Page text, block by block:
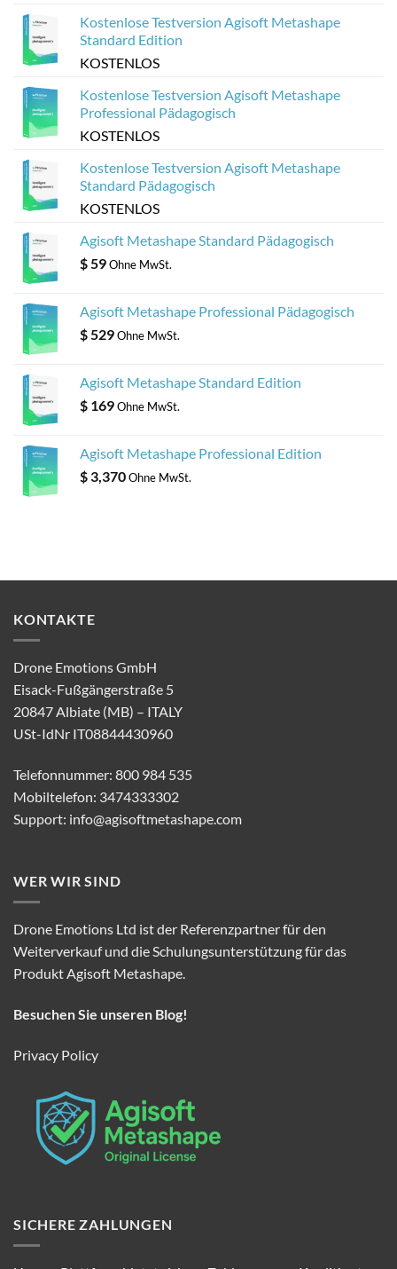
Kostenlose Testversion Agisoft Metashape
Standard Edition
KOSTENLOS
Kostenlose Testversion Agisoft Metashape
Professional Pädagogisch
KOSTENLOS
Kostenlose Testversion Agisoft Metashape
Standard Pädagogisch
KOSTENLOS
Agisoft Metashape Standard Pädagogisch
$ 59Ohne MwSt.
Agisoft Metashape Professional Pädagogisch
$ 529Ohne MwSt.
Agisoft Metashape Standard Edition
$ 169Ohne MwSt.
Agisoft Metashape Professional Edition
$ 3,370Ohne MwSt.
KONTAKTE
Drone Emotions GmbH
Eisack-Fußgängerstraße 5
20847 Albiate (MB) – ITALY
USt-IdNr IT08844430960
Telefonnummer: 800 984 535
Mobiltelefon: 3474333302
Support: info@agisoftmetashape.com
WER WIR SIND
Drone Emotions Ltd ist der Referenzpartner für den
Weiterverkauf und die Schulungsunterstützung für das
Produkt Agisoft Metashape.
Besuchen Sie unseren Blog!
Privacy Policy
SICHERE ZAHLUNGEN